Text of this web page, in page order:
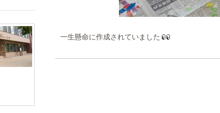
一生懸命に作成されていました